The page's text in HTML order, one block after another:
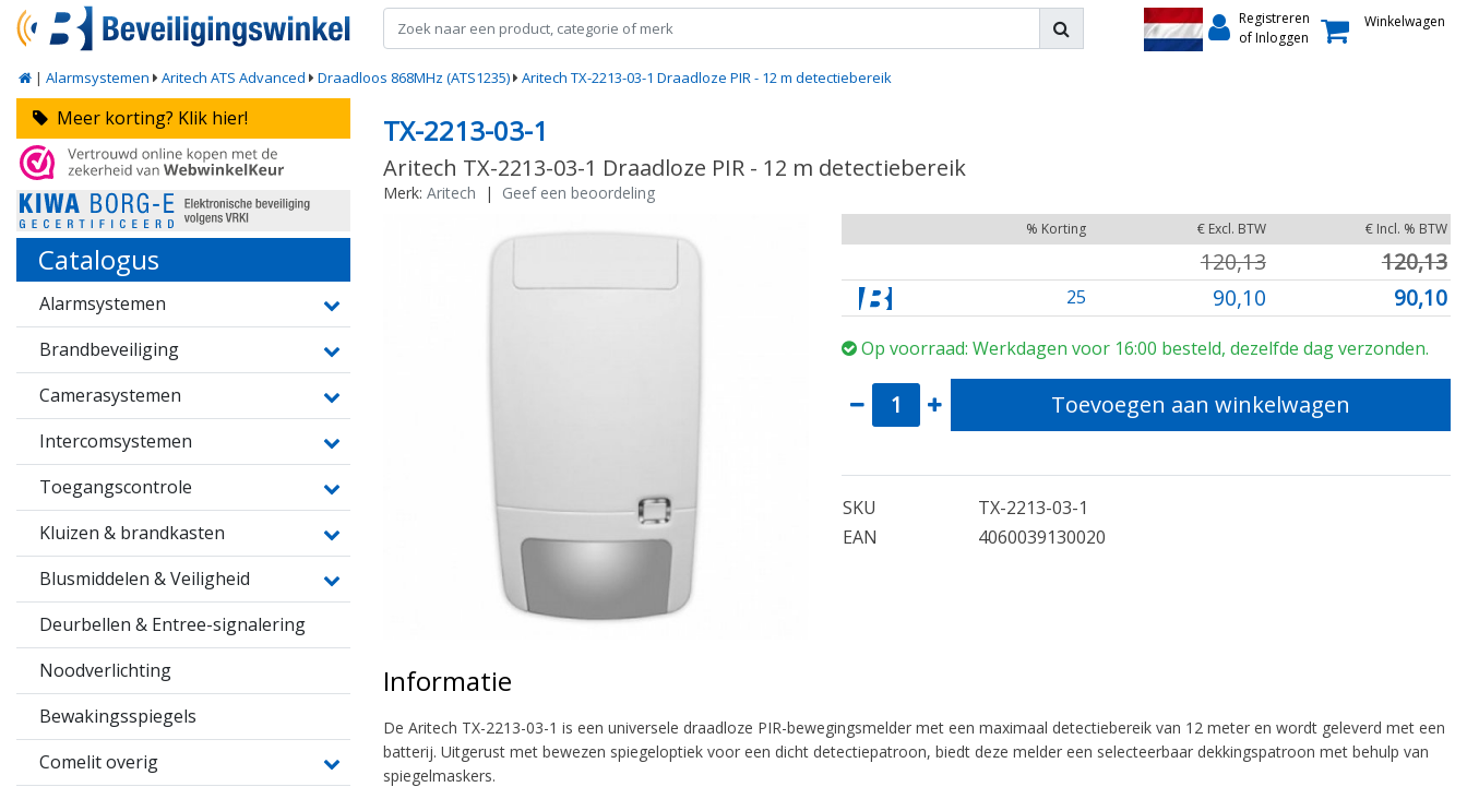
Registreren
of Inloggen
Winkelwagen
| Alarmsystemen Aritech ATS Advanced Draadloos 868MHz (ATS1235) Aritech TX-2213-03-1 Draadloze PIR - 12 m detectiebereik
Meer korting? Klik hier!
Catalogus
Alarmsystemen
Brandbeveiliging
Camerasystemen
Intercomsystemen
Toegangscontrole
Kluizen & brandkasten
Blusmiddelen & Veiligheid
Deurbellen & Entree-signalering
Noodverlichting
Bewakingsspiegels
Comelit overig
TX-2213-03-1
Aritech TX-2213-03-1 Draadloze PIR - 12 m detectiebereik
Merk: Aritech | Geef een beoordeling
% Korting € Excl. BTW € Incl. % BTW
120,13 120,13
25 90,10 90,10
Op voorraad: Werkdagen voor 16:00 besteld, dezelfde dag verzonden.
Toevoegen aan winkelwagen
SKU
TX-2213-03-1
EAN
4060039130020
Informatie
De Aritech TX-2213-03-1 is een universele draadloze PIR-bewegingsmelder met een maximaal detectiebereik van 12 meter en wordt geleverd met een
batterij. Uitgerust met bewezen spiegeloptiek voor een dicht detectiepatroon, biedt deze melder een selecteerbaar dekkingspatroon met behulp van
spiegelmaskers.